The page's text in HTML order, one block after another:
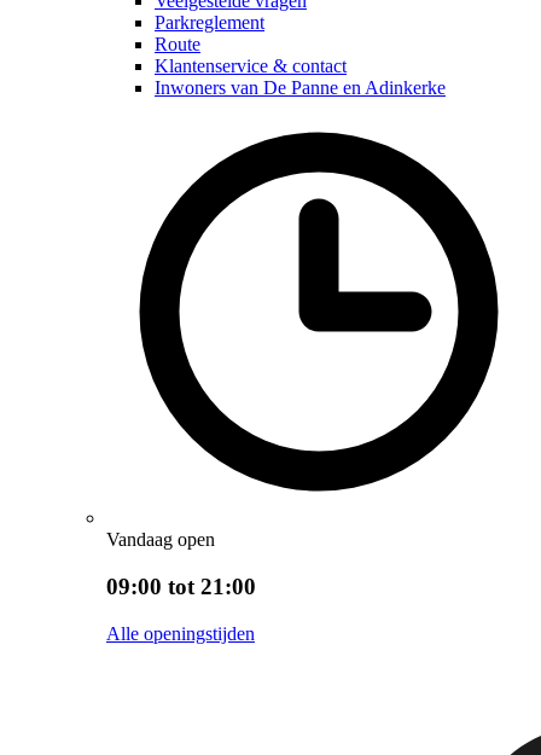
submenu
Parkreglement
Route
Klantenservice & contact
Inwoners van De Panne en Adinkerke
Vandaag open
09:00 tot 21:00
Alle openingstijden